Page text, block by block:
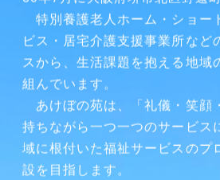
特別養護老人ホーム・ショー
ビス・居宅介護支援事業所など
スから、生活課題を抱える地域
組んでいます。
あけぼの苑は、「礼儀・笑顔
持ちながら一つ一つのサービス
域に根付いた福祉サービスのプ
設を目指します。